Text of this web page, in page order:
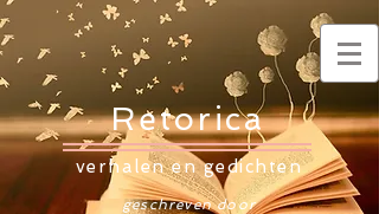
Retorica
verhalen en gedichten
geschreven door